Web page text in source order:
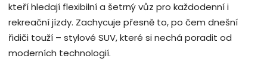
kteří hledají flexibilní a šetrný vůz pro každodenní i
rekreační jízdy. Zachycuje přesně to, po čem dnešní
řidiči touží – stylové SUV, které si nechá poradit od
moderních technologií.